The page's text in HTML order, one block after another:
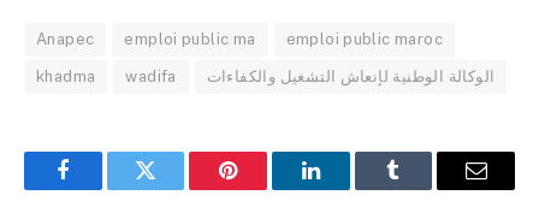
Anapec emploi public ma emploi public maroc
khadma wadifa الوكالة الوطنية لإنعاش التشغيل والكفاءات
FacebookTwitter Pinterest LinkedInTumblr Email